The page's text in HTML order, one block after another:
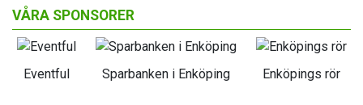
VÅRA SPONSORER
Eventful Sparbanken i Enköping Enköpings rör